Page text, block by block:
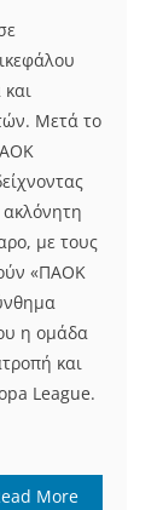
Μετά το
με τους
«ΠΑΟΚ
η ομάδα
και
League.
More